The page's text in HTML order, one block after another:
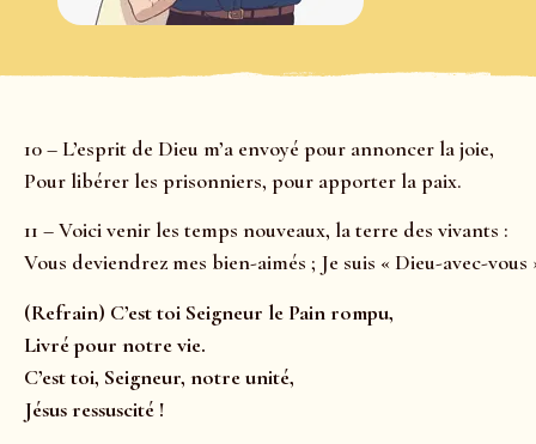
10 – L’esprit de Dieu m’a envoyé pour annoncer la joie,
Pour libérer les prisonniers, pour apporter la paix.
11 – Voici venir les temps nouveaux, la terre des vivants :
Vous deviendrez mes bien-aimés ; Je suis « Dieu-avec-vous
(Refrain) C’est toi Seigneur le Pain rompu,
Livré pour notre vie.
C’est toi, Seigneur, notre unité,
Jésus ressuscité !